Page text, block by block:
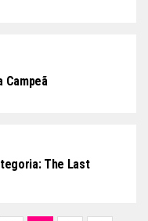
Campeã
The Last